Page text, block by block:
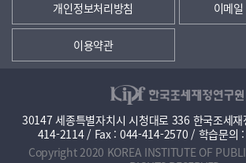
개인정보처리방침 이메
이용약관
30147 세종특별자치시 시청대로 336 한국조세
414-2114 / Fax : 044-414-2570 / 학습문의
Copyright 2020 KOREA INSTITUTE OF